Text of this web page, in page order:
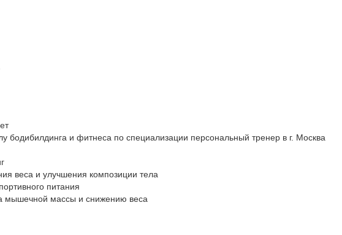
бодибилдинга и фитнеса по специализации персональный тренер в г. Москва
веса и улучшения композиции тела
питания
мышечной массы и снижению веса